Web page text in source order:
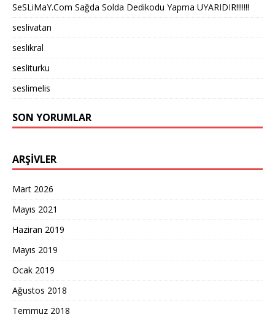
SeSLiMaY.Com Sağda Solda Dedikodu Yapma UYARIDIR!!!!!!!
seslivatan
seslikral
sesliturku
seslimelis
SON YORUMLAR
ARŞIVLER
Mart 2026
Mayıs 2021
Haziran 2019
Mayıs 2019
Ocak 2019
Ağustos 2018
Temmuz 2018